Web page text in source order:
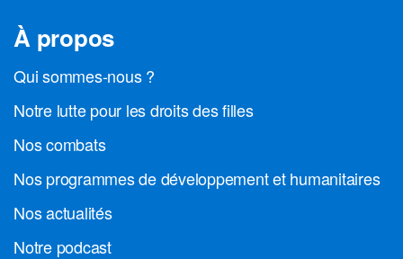
À propos
Qui sommes-nous ?
Notre lutte pour les droits des filles
Nos combats
Nos programmes de développement et humanitaires
Nos actualités
Notre podcast